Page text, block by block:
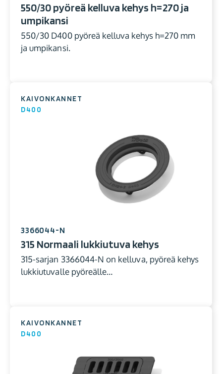
550/30 pyöreä kelluva kehys h=270 ja
umpikansi
550/30 D400 pyöreä kelluva kehys h=270 mm
ja umpikansi.
KAIVONKANNET
D400
3366044-N
315 Normaali lukkiutuva kehys
315-sarjan 3366044-N on kelluva, pyöreä kehys
lukkiutuvalle pyöreälle…
KAIVONKANNET
D400